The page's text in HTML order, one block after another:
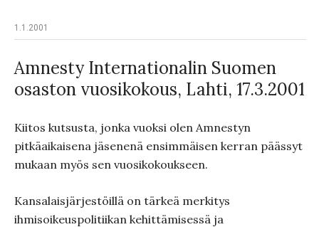
1.1.2001
Amnesty Internationalin Suomen
osaston vuosikokous, Lahti, 17.3.2001
Kiitos kutsusta, jonka vuoksi olen Amnestyn
pitkäaikaisena jäsenenä ensimmäisen kerran päässyt
mukaan myös sen vuosikokoukseen.
Kansalaisjärjestöillä on tärkeä merkitys
ihmisoikeuspolitiikan kehittämisessä ja